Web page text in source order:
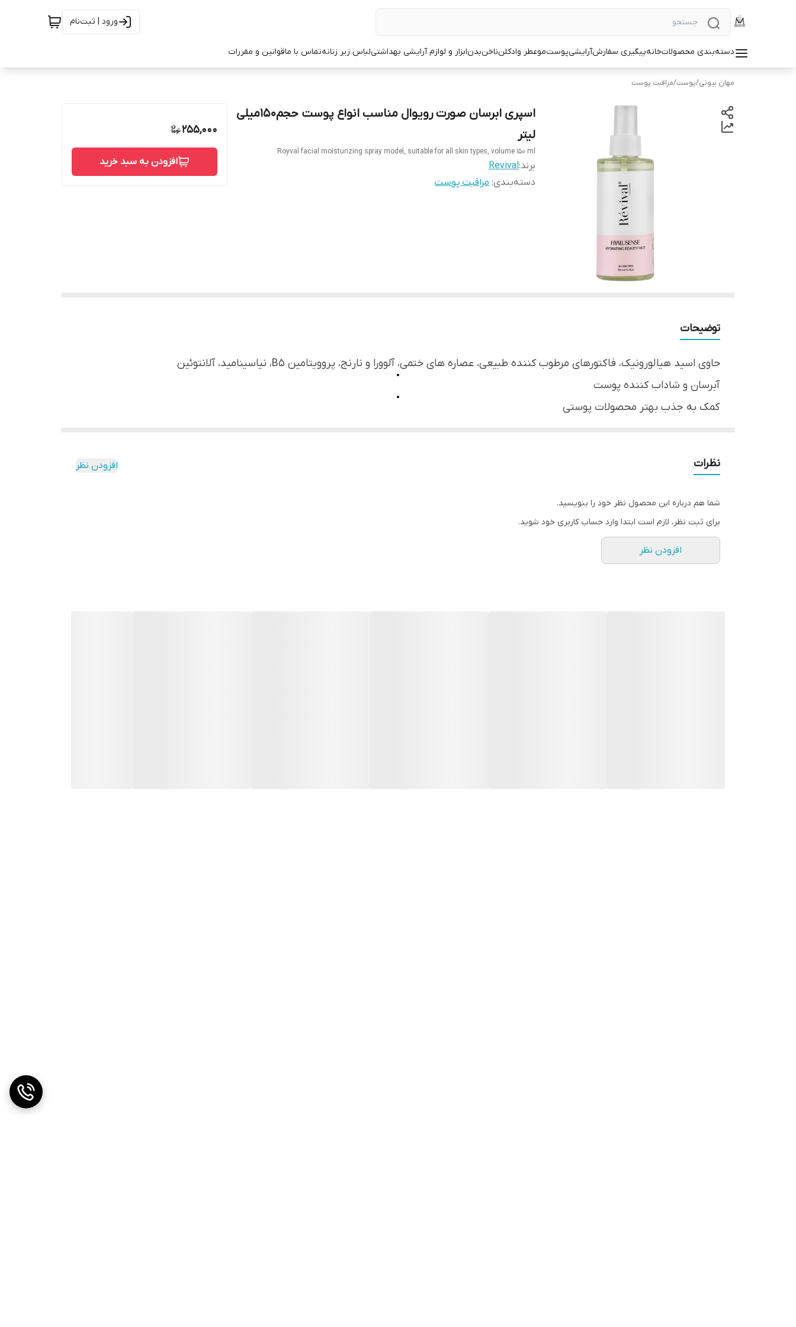
ورود | ثبت‌نام
دسته‌بندی محصولاتخانهپیگیری سفارشآرایشیپوستموعطر وادکلنناخنبدنابزار و لوازم آرایشی بهداشتیلباس زیر زنانهتماس با ماقوانین و مقررات
مهان بیوتی/پوست/مراقبت پوست
اسپری ابرسان صورت رویوال مناسب انواع پوست حجم150میلی
لیتر
Royval facial moisturizing spray model, suitable for all skin types, volume 150 ml
برند:Revival
دسته‌بندی: مراقبت پوست
255,000
افزودن به سبد خرید
توضیحات
حاوی اسید هیالورونیک، فاکتورهای مرطوب کننده طبیعی، عصاره های ختمی، آلوورا و نارنج، پروویتامین B5، نیاسینامید، آلانتوئین
آبرسان و شاداب کننده پوست
کمک به جذب بهتر محصولات پوستی
پس از بستن چشم ها، محلول آبرسان را روی پوست تمیز صورت اسپری نمایید. استفاده از این محلول قبل از مرطوب کننده و آرایش پوست توصیه می
نظرات افزودن نظر
شما هم درباره این محصول نظر خود را بنویسید.
برای ثبت نظر، لازم است ابتدا وارد حساب کاربری خود شوید.
افزودن نظر